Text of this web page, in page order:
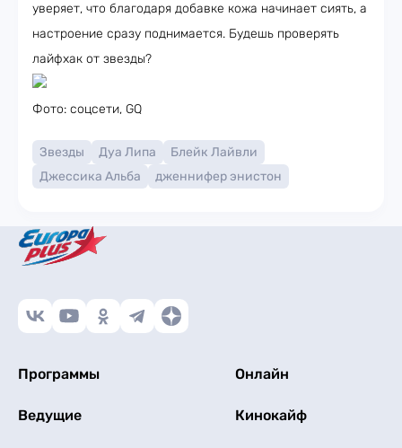
уверяет, что благодаря добавке кожа начинает сиять, а
настроение сразу поднимается. Будешь проверять
лайфхак от звезды?
Фото: соцсети, GQ
Звезды Дуа Липа
Блейк Лайвли
Джессика Альба
дженнифер энистон
Программы Онлайн
Ведущие Кинокайф